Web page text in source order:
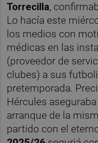
Torrecilla,
Lo hacía este
los medios con
médicas en las
(proveedor de
clubes) a sus
pretemporada.
Hércules
arranque de la
partido con el